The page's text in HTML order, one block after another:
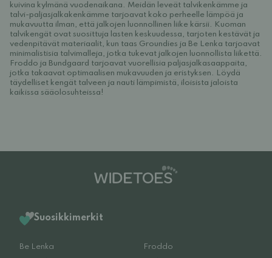
kuivina kylmänä vuodenaikana. Meidän leveät talvikenkämme ja
talvi-paljasjalkakenkämme tarjoavat koko perheelle lämpöä ja
mukavuutta ilman, että jalkojen luonnollinen liike kärsii. Kuoman
talvikengät ovat suosittuja lasten keskuudessa, tarjoten kestävät ja
vedenpitävät materiaalit, kun taas Groundies ja Be Lenka tarjoavat
minimalistisia talvimalleja, jotka tukevat jalkojen luonnollista liikettä.
Froddo ja Bundgaard tarjoavat vuorellisia paljasjalkasaappaita,
jotka takaavat optimaalisen mukavuuden ja eristyksen. Löydä
täydelliset kengät talveen ja nauti lämpimistä, iloisista jaloista
kaikissa sääolosuhteissa!
Suosikkimerkit
Be Lenka
Froddo